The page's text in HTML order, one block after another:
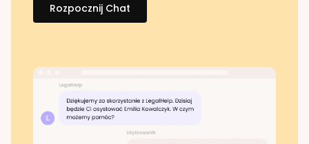
Rozpocznij Chat